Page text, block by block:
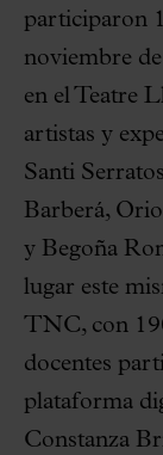
participaron
noviembre
en el Teatre
artistas y
Santi
Barberá,
y Begoña
lugar este
TNC, con
docentes
plataforma
Constanza